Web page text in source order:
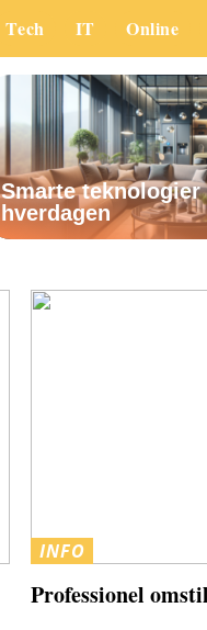
Tech IT Online
Smarte
hverdagen
INFO
Professionel